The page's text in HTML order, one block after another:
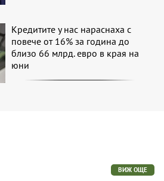
Кредитите у нас нараснаха с
повече от 16% за година до
близо 66 млрд. евро в края на
юни
ВИЖ ОЩЕ